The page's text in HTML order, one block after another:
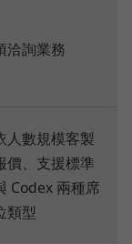
洽詢業務
人數規模客製
價、支援標準
Codex 兩種席
類型